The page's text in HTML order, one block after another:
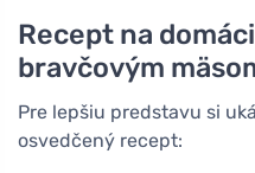
Recept na
bravčovým
Pre lepšiu predstavu si
osvedčený recept: